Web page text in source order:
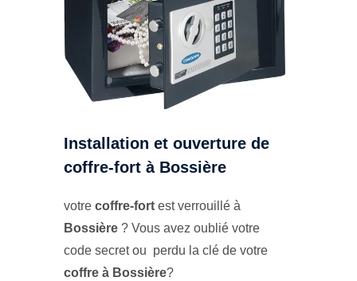
Installation et ouverture de
coffre-fort à Bossière
votre coffre-fort est verrouillé à
Bossière ? Vous avez oublié votre
code secret ou perdu la clé de votre
coffre à Bossière?